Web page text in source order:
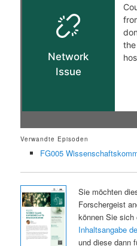
Verwandte Episoden
FG005
Sie möchten
Forschergeist
können Sie sich
Inhaltsangabe
und diese dann